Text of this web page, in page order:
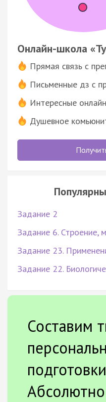
Онлайн-школа
Прямая связь с
Письменные дз с
Интересные
Душевное
Задание 2
Задание 6. Строение,
Задание 23.
Задание 22.
Составим